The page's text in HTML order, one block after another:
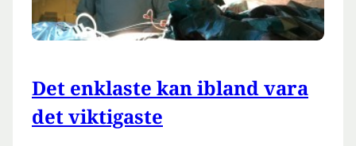
Det enklaste kan ibland vara
det viktigaste